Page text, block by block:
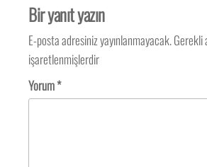
Bir yanıt yazın
E-posta adresiniz yayınlanmayacak.
işaretlenmişlerdir
Yorum*